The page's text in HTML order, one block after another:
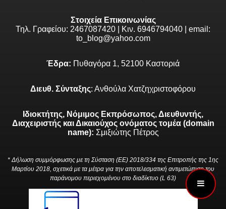
Στοιχεία Επικοινωνίας
Τηλ. Γραφείου: 2467087420 | Κιν. 6946794040 | email:
to_blog@yahoo.com
Έδρα: Πυθαγόρα 1, 52100 Καστοριά
Διευθ. Σύνταξης: Ανθούλα Χατζηχριστοφόρου
Ιδιοκτήτης, Νόμιμος Εκπρόσωπος, Διευθυντής,
Διαχειριστής και Δικαιούχος ονόματος τομέα (domain
name): Σμιξιώτης Πέτρος
* Δήλωση συμμόρφωσης με τη Σύσταση (ΕΕ) 2018/334 της Επιτροπής της 1ης
Μαρτίου 2018, σχετικά με τα μέτρα για την αποτελεσματική αντιμετώπιση του
παράνομου περιεχομένου στο διαδίκτυο (L 63)